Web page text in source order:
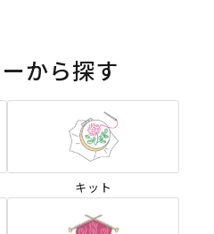
から探す
キット